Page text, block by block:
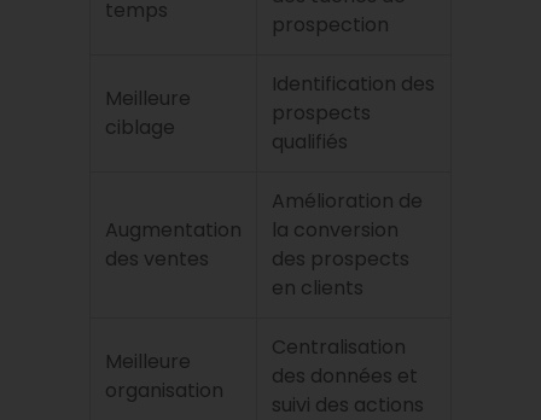
temps
prospection
Meilleure
ciblage
Identification des
prospects
qualifiés
Augmentation
des ventes
Amélioration de
la conversion
des prospects
en clients
Meilleure
organisation
Centralisation
des données et
suivi des actions